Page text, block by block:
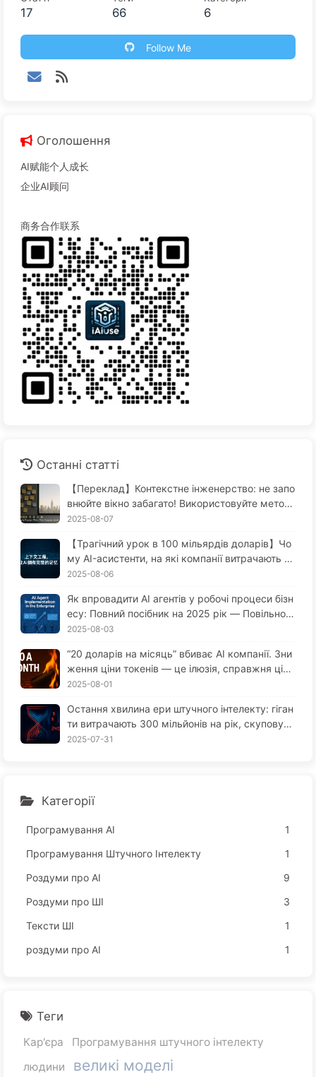
17 66 6
Follow Me
Оголошення
AI赋能个人成长
企业AI顾问
商务合作联系
Останні статті
【Переклад】Контекстне інженерство: не запо
внюйте вікно забагато! Використовуйте метод
и запису, відбору, стиснення та ізоляції, щоб т
2025-08-07
【Трагічний урок в 100 мільярдів доларів】Чо
му AI-асистенти, на які компанії витрачають ве
личезні гроші, завжди "забувають" у критичні
приріст продуктивності до 90%? — Повільно в
чимося AI169
2025-08-06
Як впровадити AI агентів у робочі процеси бізн
есу: Повний посібник на 2025 рік — Повільно в
ивчайте AI 166
2025-08-03
“20 доларів на місяць” вбиває AI компанії. Зни
ження ціни токенів — це ілюзія, справжня ціна
AI — це твоя жадібність — повільно вчимо AI1
2025-08-01
Остання хвилина ери штучного інтелекту: гіган
ти витрачають 300 мільйонів на рік, скуповуют
ь обчислювальні потужності, забирають ваш с
2025-07-31
Категорії
Програмування АІ
1
Програмування Штучного Інтелекту
1
Роздуми про AI
9
Роздуми про ШІ
3
Тексти ШІ
1
роздуми про AI
1
Теги
Кар'єра
Програмування штучного інтелекту
людини
великі моделі